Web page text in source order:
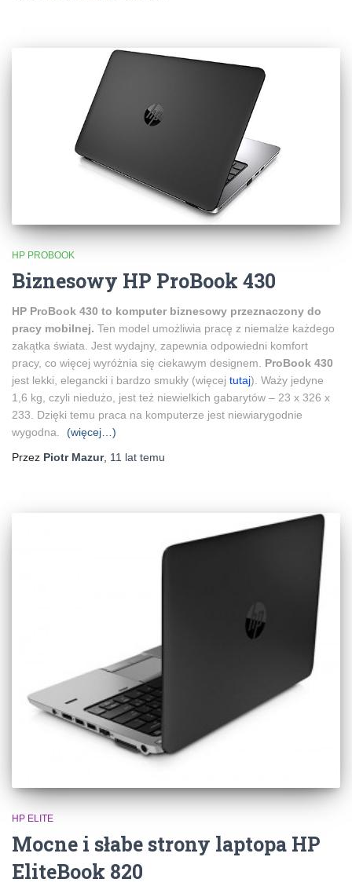
HP PROBOOK
Biznesowy HP ProBook 430
HP ProBook 430 to komputer biznesowy przeznaczony do
pracy mobilnej. Ten model umożliwia pracę z niemalże każdego
zakątka świata. Jest wydajny, zapewnia odpowiedni komfort
pracy, co więcej wyróżnia się ciekawym designem.
ProBook 430
jest lekki, elegancki i bardzo smukły (więcej tutaj). Waży jedyne
1,6 kg, czyli niedużo, jest też niewielkich gabarytów – 23 x 326 x
233. Dzięki temu praca na komputerze jest niewiarygodnie
wygodna.
(więcej…)
Przez Piotr Mazur, 11 lat temu
HP ELITE
Mocne i słabe strony laptopa HP
EliteBook 820